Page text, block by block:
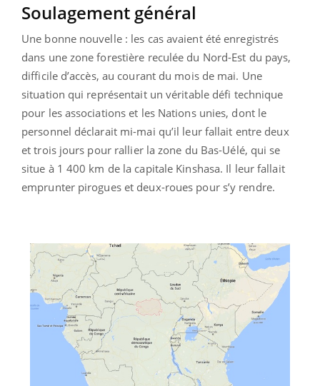
Soulagement général
Une bonne nouvelle : les cas avaient été enregistrés
dans une zone forestière reculée du Nord-Est du pays,
difficile d’accès, au courant du mois de mai. Une
situation qui représentait un véritable défi technique
pour les associations et les Nations unies, dont le
personnel déclarait mi-mai qu’il leur fallait entre deux
et trois jours pour rallier la zone du Bas-Uélé, qui se
situe à 1 400 km de la capitale Kinshasa. Il leur fallait
emprunter pirogues et deux-roues pour s’y rendre.